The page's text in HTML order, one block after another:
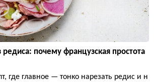
редиса: почему французская простота
где главное — тонко нарезать редис и н